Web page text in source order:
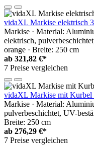
vidaXL Markise elektrisch
Markise · Material:
elektrisch,
orange · Breite: 250 cm
ab 321,82 €*
7 Preise vergleichen
vidaXL Markise mit Kurbel
Markise · Material:
pulverbeschichtet, UV-
Breite: 250 cm
ab 276,29 €*
7 Preise vergleichen